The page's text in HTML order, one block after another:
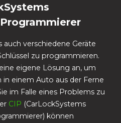
verschiedene Geräte
zu programmieren.
eigene Lösung an, um
in einem Auto aus der Ferne
im Falle eines Problems zu
CIP (CarLockSystems
können